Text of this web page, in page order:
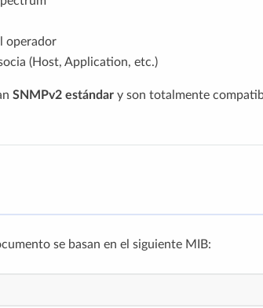
operador
(Host, Application, etc.)
SNMPv2 estándary son totalmente
se basan en el siguiente MIB: